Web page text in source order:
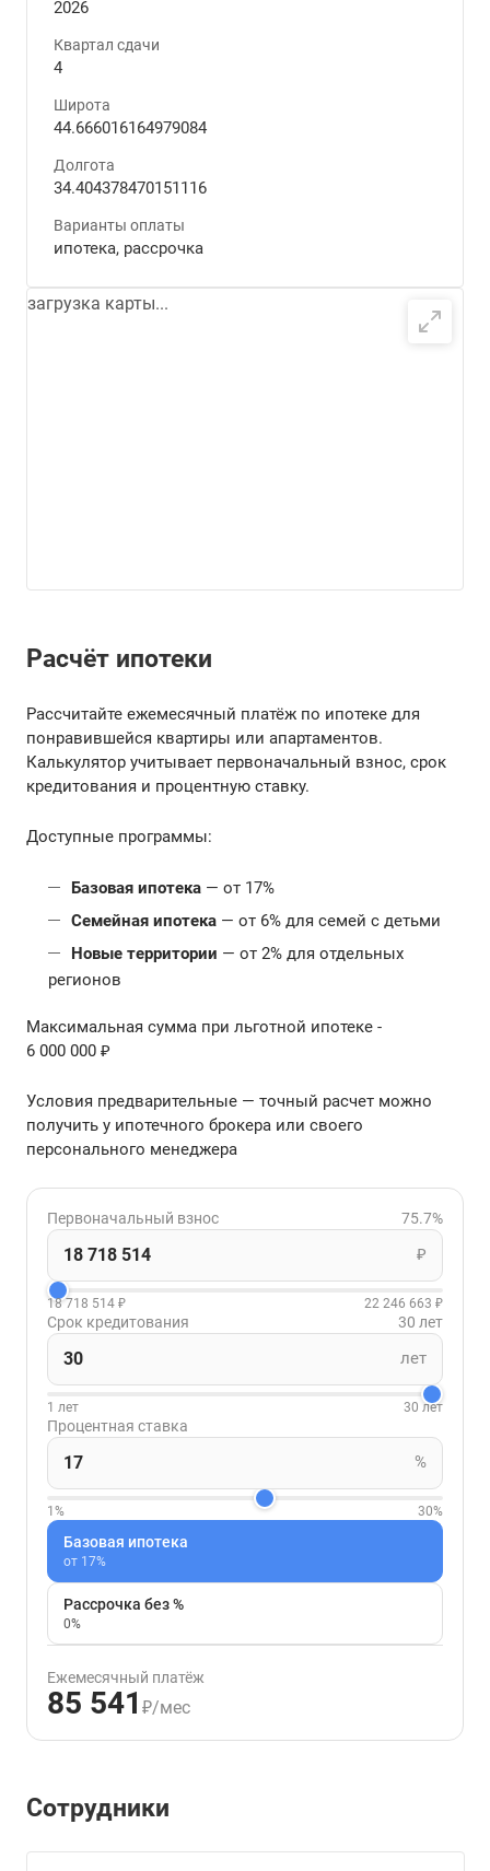
2026
Квартал сдачи
4
Широта
44.666016164979084
Долгота
34.404378470151116
Варианты оплаты
ипотека, рассрочка
загрузка карты...
Расчёт ипотеки
Рассчитайте ежемесячный платёж по ипотеке для
понравившейся квартиры или апартаментов.
Калькулятор учитывает первоначальный взнос, срок
кредитования и процентную ставку.
Доступные программы:
Базовая ипотека — от 17%
Семейная ипотека — от 6% для семей с детьми
Новые территории — от 2% для отдельных
регионов
Максимальная сумма при льготной ипотеке -
6 000 000 ₽
Условия предварительные — точный расчет можно
получить у ипотечного брокера или своего
персонального менеджера
Первоначальный взнос 75.7%
₽
18 718 514 ₽ 22 246 663 ₽
Срок кредитования 30 лет
лет
1 лет 30 лет
Процентная ставка
%
1% 30%
Базовая ипотека
от 17%
Рассрочка без %
0%
Ежемесячный платёж
85 541 ₽/мес
Сотрудники